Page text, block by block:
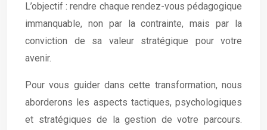
L’objectif : rendre chaque rendez-vous pédagogique
immanquable, non par la contrainte, mais par la
conviction de sa valeur stratégique pour votre
avenir.
Pour vous guider dans cette transformation, nous
aborderons les aspects tactiques, psychologiques
et stratégiques de la gestion de votre parcours.